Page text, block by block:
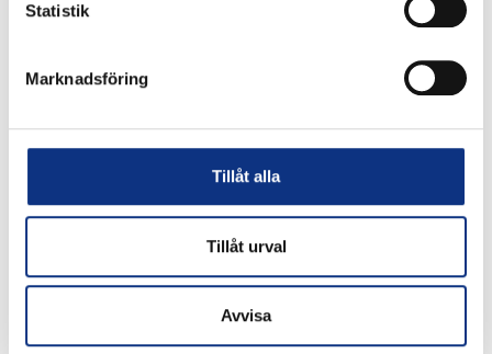
Statistik
Marknadsföring
Tillåt alla
Tillåt urval
Avvisa
Signa upp dig på vår nyhetsbrev.
att du godkänner våraintegritetspolicy
Om företaget